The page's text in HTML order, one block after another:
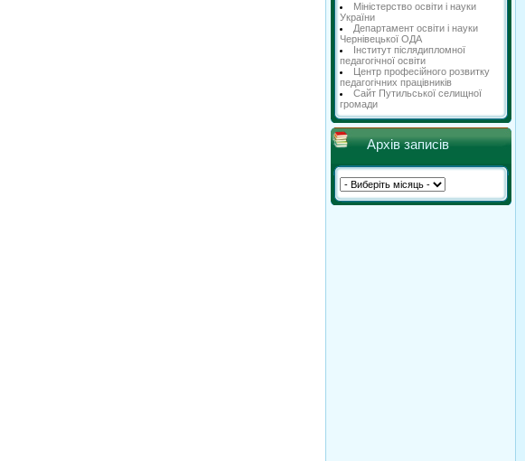
Міністерство освіти і науки
України
Департамент освіти і науки
Чернівецької ОДА
Інститут післядипломної
педагогічної освіти
Центр професійного розвитку
педагогічних працівників
Сайт Путильської селищної
громади
Архів записів